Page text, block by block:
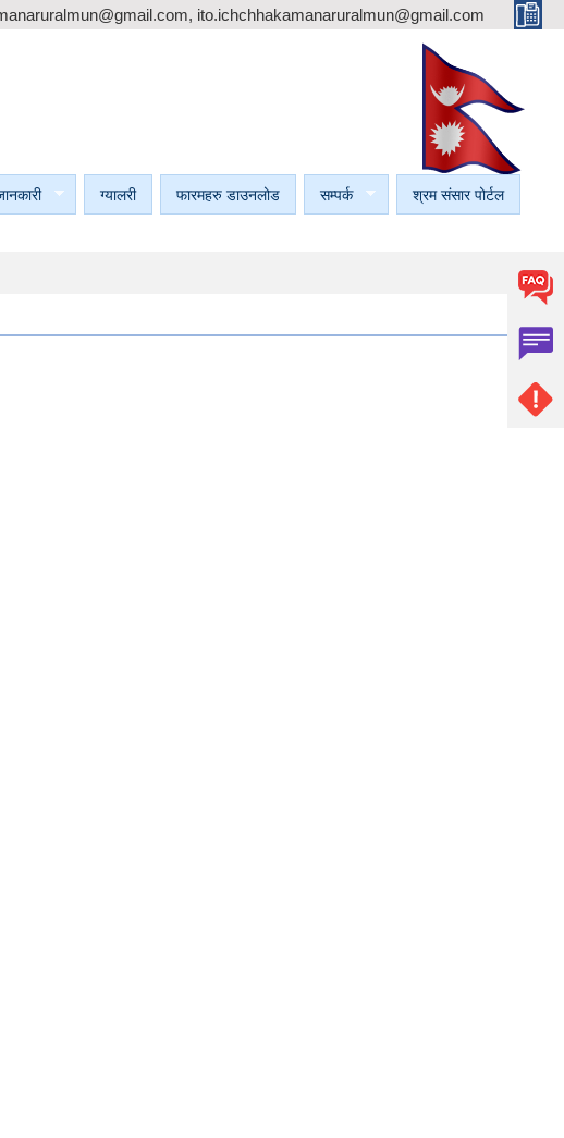
ito.ichchhakamanaruralmun@gmail.com
ग्यालरी फारमहरु डाउनलोड सम्पर्क श्रम संसार पोर्टल